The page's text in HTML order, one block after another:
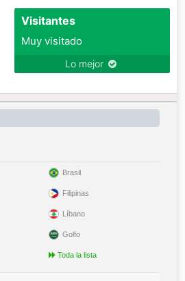
Visitantes
Muy visitado
Lo mejor
Brasil
Filipinas
Líbano
Golfo
Toda la lista